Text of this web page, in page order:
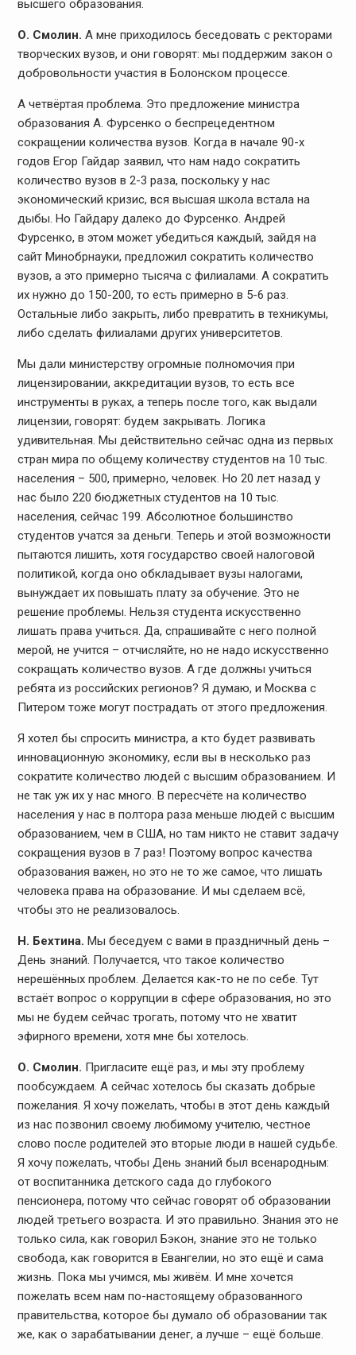
высшего образования.
О. Смолин. А мне приходилось беседовать с ректорами
творческих вузов, и они говорят: мы поддержим закон о
добровольности участия в Болонском процессе.
А четвёртая проблема. Это предложение министра
образования А. Фурсенко о беспрецедентном
сокращении количества вузов. Когда в начале 90-х
годов Егор Гайдар заявил, что нам надо сократить
количество вузов в 2-3 раза, поскольку у нас
экономический кризис, вся высшая школа встала на
дыбы. Но Гайдару далеко до Фурсенко. Андрей
Фурсенко, в этом может убедиться каждый, зайдя на
сайт Минобрнауки, предложил сократить количество
вузов, а это примерно тысяча с филиалами. А сократить
их нужно до 150-200, то есть примерно в 5-6 раз.
Остальные либо закрыть, либо превратить в техникумы,
либо сделать филиалами других университетов.
Мы дали министерству огромные полномочия при
лицензировании, аккредитации вузов, то есть все
инструменты в руках, а теперь после того, как выдали
лицензии, говорят: будем закрывать. Логика
удивительная. Мы действительно сейчас одна из первых
стран мира по общему количеству студентов на 10 тыс.
населения – 500, примерно, человек. Но 20 лет назад у
нас было 220 бюджетных студентов на 10 тыс.
населения, сейчас 199. Абсолютное большинство
студентов учатся за деньги. Теперь и этой возможности
пытаются лишить, хотя государство своей налоговой
политикой, когда оно обкладывает вузы налогами,
вынуждает их повышать плату за обучение. Это не
решение проблемы. Нельзя студента искусственно
лишать права учиться. Да, спрашивайте с него полной
мерой, не учится – отчисляйте, но не надо искусственно
сокращать количество вузов. А где должны учиться
ребята из российских регионов? Я думаю, и Москва с
Питером тоже могут пострадать от этого предложения.
Я хотел бы спросить министра, а кто будет развивать
инновационную экономику, если вы в несколько раз
сократите количество людей с высшим образованием. И
не так уж их у нас много. В пересчёте на количество
населения у нас в полтора раза меньше людей с высшим
образованием, чем в США, но там никто не ставит задачу
сокращения вузов в 7 раз! Поэтому вопрос качества
образования важен, но это не то же самое, что лишать
человека права на образование. И мы сделаем всё,
чтобы это не реализовалось.
Н. Бехтина. Мы беседуем с вами в праздничный день –
День знаний. Получается, что такое количество
нерешённых проблем. Делается как-то не по себе. Тут
встаёт вопрос о коррупции в сфере образования, но это
мы не будем сейчас трогать, потому что не хватит
эфирного времени, хотя мне бы хотелось.
О. Смолин. Пригласите ещё раз, и мы эту проблему
пообсуждаем. А сейчас хотелось бы сказать добрые
пожелания. Я хочу пожелать, чтобы в этот день каждый
из нас позвонил своему любимому учителю, честное
слово после родителей это вторые люди в нашей судьбе.
Я хочу пожелать, чтобы День знаний был всенародным:
от воспитанника детского сада до глубокого
пенсионера, потому что сейчас говорят об образовании
людей третьего возраста. И это правильно. Знания это не
только сила, как говорил Бэкон, знание это не только
свобода, как говорится в Евангелии, но это ещё и сама
жизнь. Пока мы учимся, мы живём. И мне хочется
пожелать всем нам по-настоящему образованного
правительства, которое бы думало об образовании так
же, как о зарабатывании денег, а лучше – ещё больше.